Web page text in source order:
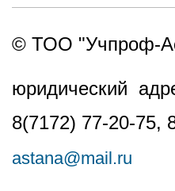
© ТОО "Учпроф-
юридический
8(7172) 77-20-75,
astana@mail.ru